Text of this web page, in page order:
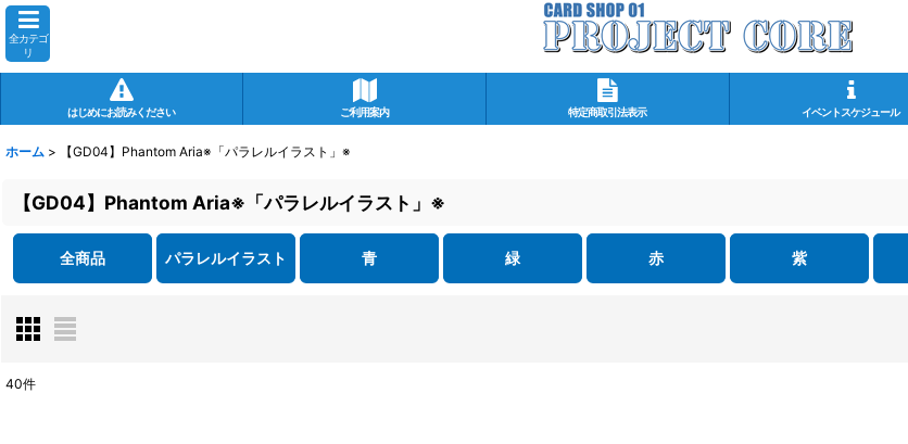
全カテゴ
リ
はじめにお読みください ご利用案内 特定商取引法表示 イベントスケジュール
ホーム > 【GD04】Phantom Aria※「パラレルイラスト」※
【GD04】Phantom Aria※「パラレルイラスト」※
全商品 パラレルイラスト 青 緑 赤 紫
40件